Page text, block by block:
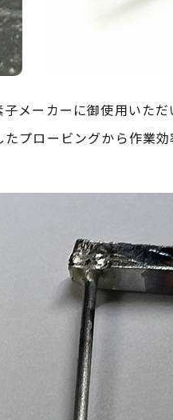
メーカーに御使用いただ
プロービングから作業